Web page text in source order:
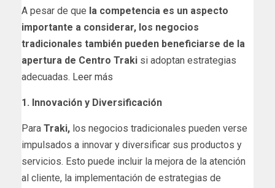
A pesar de que la competencia es un aspecto
importante a considerar, los negocios
tradicionales también pueden beneficiarse de la
apertura de Centro Traki si adoptan estrategias
adecuadas. Leer más
1. Innovación y Diversificación
Para Traki, los negocios tradicionales pueden verse
impulsados a innovar y diversificar sus productos y
servicios. Esto puede incluir la mejora de la atención
al cliente, la implementación de estrategias de